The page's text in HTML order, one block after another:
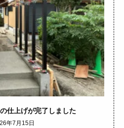
仕上げが完了しました
年7月15日